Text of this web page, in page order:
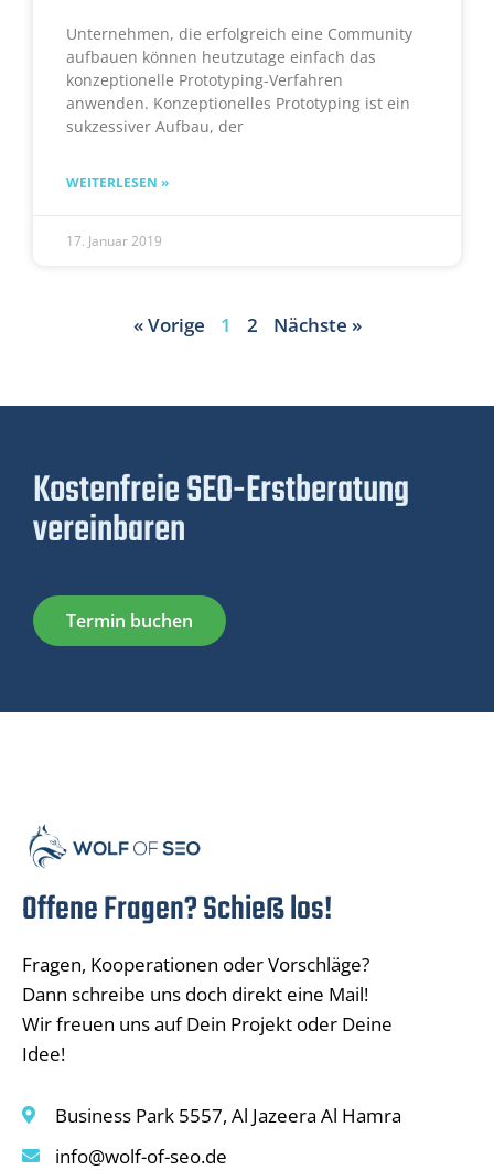
Unternehmen, die erfolgreich eine Community
aufbauen können heutzutage einfach das
konzeptionelle Prototyping-Verfahren
anwenden. Konzeptionelles Prototyping ist ein
sukzessiver Aufbau, der
WEITERLESEN »
17. Januar 2019
« Vorige 1 2 Nächste »
Kostenfreie SEO-Erstberatung
vereinbaren
Termin buchen
Offene Fragen? Schieß los!
Fragen, Kooperationen oder Vorschläge?
Dann schreibe uns doch direkt eine Mail!
Wir freuen uns auf Dein Projekt oder Deine
Idee!
Business Park 5557, Al Jazeera Al Hamra
info@wolf-of-seo.de